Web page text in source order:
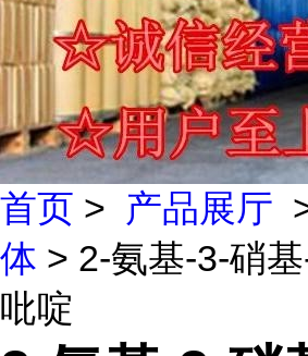
首页 > 产品展厅
体 > 2-氨基-3-硝
吡啶